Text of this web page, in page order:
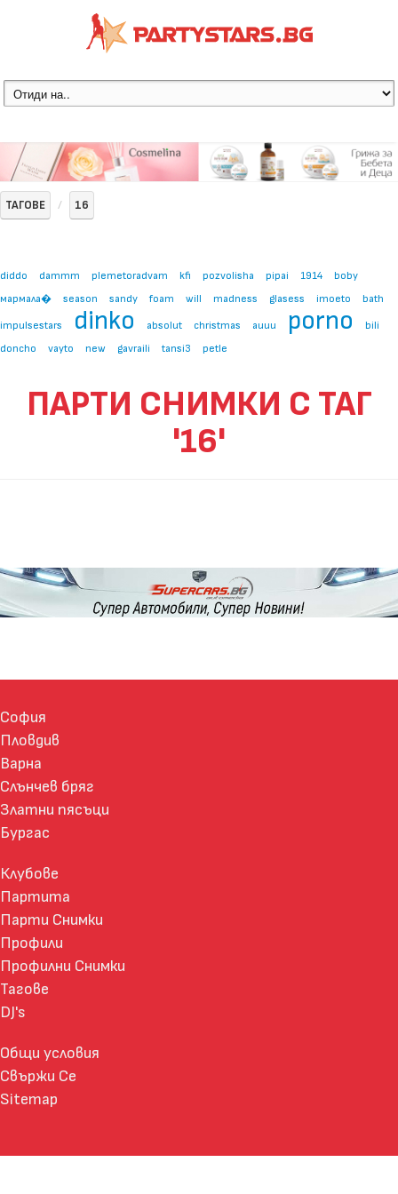
ТАГОВЕ 16
diddo dammm plemetoradvam kfi pozvolisha pipai 1914
boby
мармала�
season sandy foam will madness glasess imoeto
bath
impulsestars
dinko absolut christmas auuu porno
bili
doncho
vayto new gavraili tansi3 petle
ПАРТИ СНИМКИ С ТАГ
'16'
София
Пловдив
Варна
Слънчев бряг
Златни пясъци
Бургас
Клубове
Партита
Парти Снимки
Профили
Профилни Снимки
Тагове
DJ's
Общи условия
Свържи Се
Sitemap